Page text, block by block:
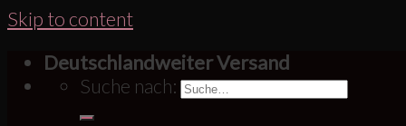
Skip to content
Deutschlandweiter Versand
Suche nach: